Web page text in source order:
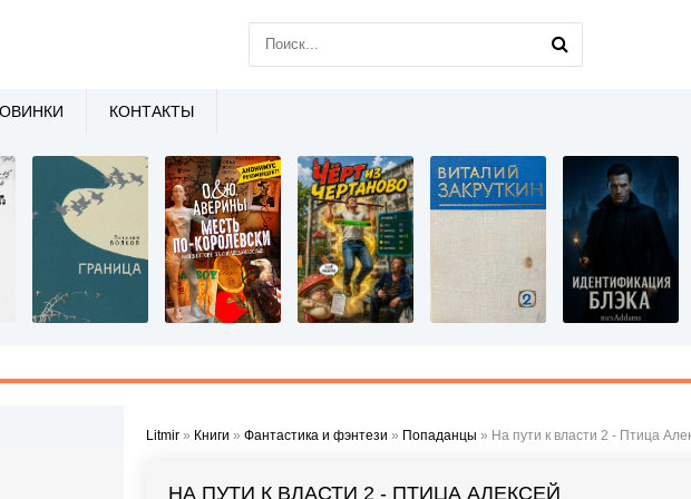
Litmir » Книги » Фантастика и фэнтези » Попаданцы » На пути к власти 2 - Птица
НА ПУТИ К ВЛАСТИ 2 - ПТИЦА АЛЕКСЕЙ
КОНТАКТЫ